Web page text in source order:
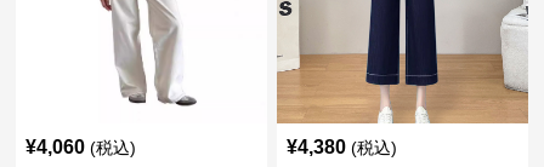
¥4,060 (税込) ¥4,380 (税込)